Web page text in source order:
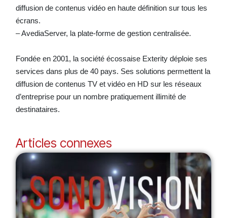
diffusion de contenus vidéo en haute définition sur tous les
écrans.
– AvediaServer, la plate-forme de gestion centralisée.
Fondée en 2001, la société écossaise Exterity déploie ses
services dans plus de 40 pays. Ses solutions permettent la
diffusion de contenus TV et vidéo en HD sur les réseaux
d’entreprise pour un nombre pratiquement illimité de
destinataires.
Articles connexes